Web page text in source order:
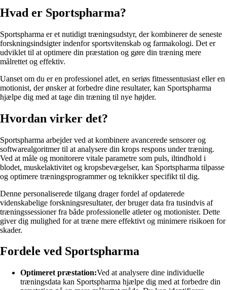
Hvad er Sportspharma?
Sportspharma er et nutidigt træningsudstyr, der kombinerer de seneste
forskningsindsigter indenfor sportsvitenskab og farmakologi. Det er
udviklet til at optimere din præstation og gøre din træning mere
målrettet og effektiv.
Uanset om du er en professionel atlet, en seriøs fitnessentusiast eller en
motionist, der ønsker at forbedre dine resultater, kan Sportspharma
hjælpe dig med at tage din træning til nye højder.
Hvordan virker det?
Sportspharma arbejder ved at kombinere avancerede sensorer og
softwarealgoritmer til at analysere din krops respons under træning.
Ved at måle og monitorere vitale parametre som puls, iltindhold i
blodet, muskelaktivitet og kropsbevægelser, kan Sportspharma tilpasse
og optimere træningsprogrammer og teknikker specifikt til dig.
Denne personaliserede tilgang drager fordel af opdaterede
videnskabelige forskningsresultater, der bruger data fra tusindvis af
træningssessioner fra både professionelle atleter og motionister. Dette
giver dig mulighed for at træne mere effektivt og minimere risikoen for
skader.
Fordele ved Sportspharma
Optimeret præstation:Ved at analysere dine individuelle
træningsdata kan Sportspharma hjælpe dig med at forbedre din